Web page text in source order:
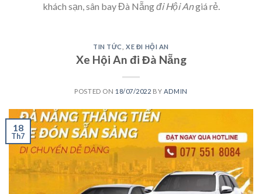
khách sạn, sân bay Đà Nẵngđi Hội Angiá rẻ.
TIN TỨC ,XE ĐI HỘI AN
Xe Hội An đi Đà Nẵng
POSTED ON 18/07/2022 BY ADMIN
18
Th7